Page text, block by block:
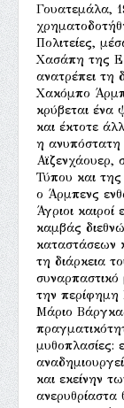
Γουατεμάλα,
Πολιτείες,
Χασάπη της
ανατρέπει τη
Χακόμπο
κρύβεται ένα
και έκτοτε
η ανυπόστατη
Αϊζενχάουερ,
Τύπου και
ο Άρμπενς
Άγριοι καιροί
καμβάς
καταστάσεων
τη διάρκεια
την περίφημη
Μάριο
μυθοπλασίες:
και εκείνην
ανερυθρίαστα